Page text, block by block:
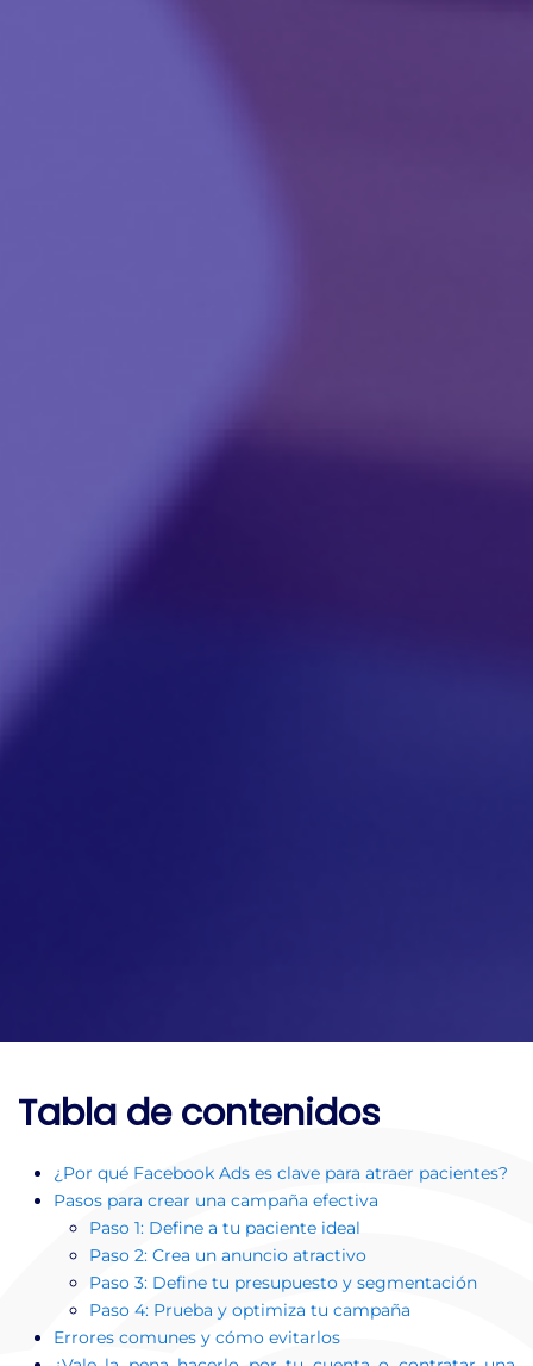
Tabla de contenidos
¿Por qué Facebook Ads es clave para atraer pacientes?
Pasos para crear una campaña efectiva
Paso 1: Define a tu paciente ideal
Paso 2: Crea un anuncio atractivo
Paso 3: Define tu presupuesto y segmentación
Paso 4: Prueba y optimiza tu campaña
Errores comunes y cómo evitarlos